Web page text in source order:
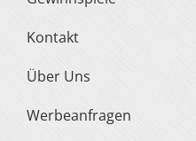
Kontakt
Über Uns
Werbeanfragen